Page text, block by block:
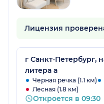
Лицензия
г Санкт-Петербург,
литера а
Черная речка (1.1 км)
Лесная (1.8 км)
Откроется в 09:30